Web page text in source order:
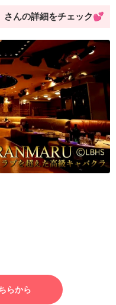
さんの詳細をチェック💕
らから